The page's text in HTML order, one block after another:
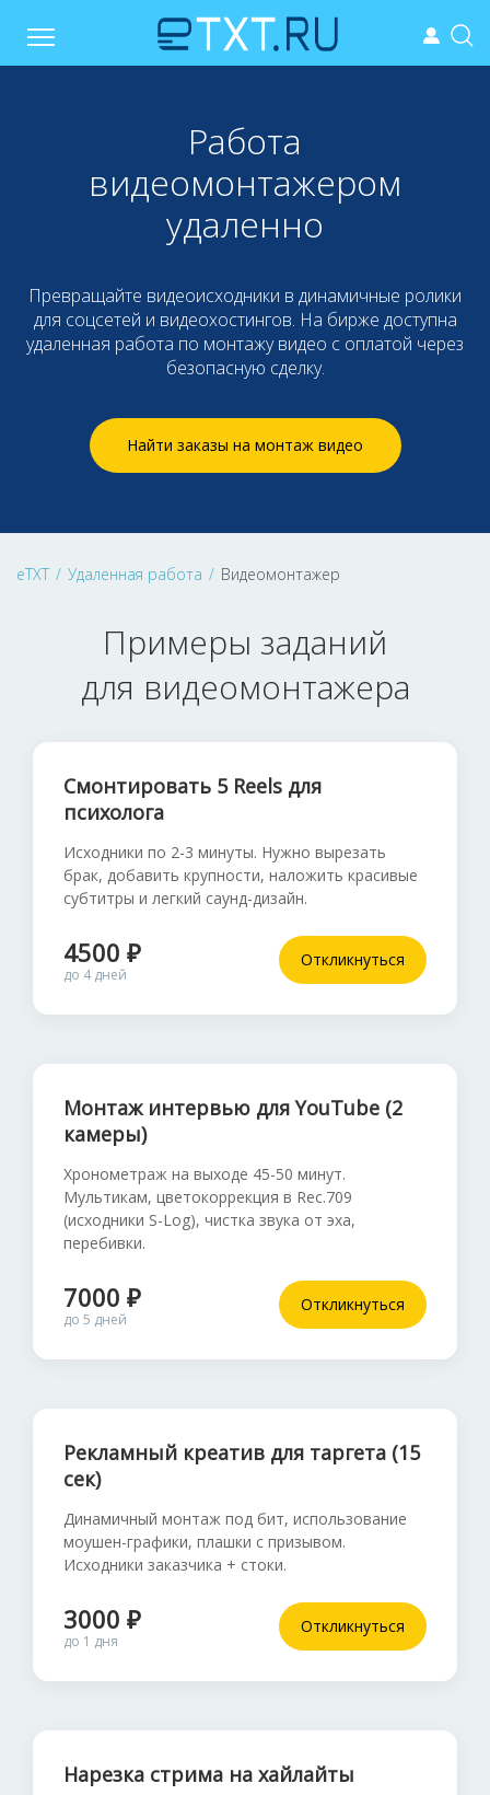
Работа
видеомонтажером
удаленно
Превращайте видеоисходники в динамичные ролики
для соцсетей и видеохостингов. На бирже доступна
удаленная работа по монтажу видео с оплатой через
безопасную сделку.
Найти заказы на монтаж видео
eTXT / Удаленная работа / Видеомонтажер
Примеры заданий
для видеомонтажера
Смонтировать 5 Reels для
психолога
Исходники по 2-3 минуты. Нужно вырезать
брак, добавить крупности, наложить красивые
субтитры и легкий саунд-дизайн.
4500 ₽
до 4 дней
Откликнуться
Монтаж интервью для YouTube (2
камеры)
Хронометраж на выходе 45-50 минут.
Мультикам, цветокоррекция в Rec.709
(исходники S-Log), чистка звука от эха,
перебивки.
7000 ₽
до 5 дней
Откликнуться
Рекламный креатив для таргета (15
сек)
Динамичный монтаж под бит, использование
моушен-графики, плашки с призывом.
Исходники заказчика + стоки.
3000 ₽
до 1 дня
Откликнуться
Нарезка стрима на хайлайты